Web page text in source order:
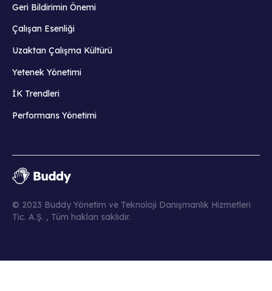
Geri Bildirimin Önemi
Çalışan Esenliği
Uzaktan Çalışma Kültürü
Yetenek Yönetimi
İK Trendleri
Performans Yönetimi
© 2023 Buddy Yönetim ve Teknoloji Danışmanlık Hizmetleri
Tic. A.Ş. , Tüm hakları saklıdır.